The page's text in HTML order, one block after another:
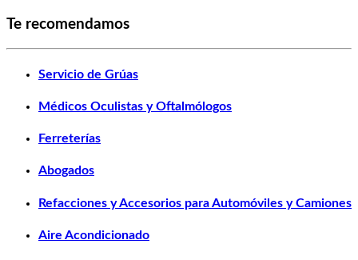
Te recomendamos
Servicio de Grúas
Médicos Oculistas y Oftalmólogos
Ferreterías
Abogados
Refacciones y Accesorios para Automóviles y Camiones
Aire Acondicionado